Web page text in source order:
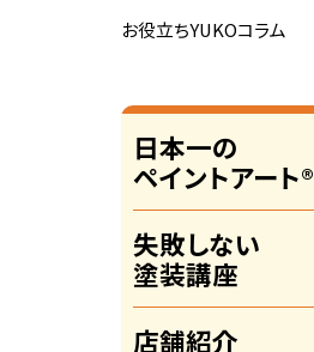
お役立ちYUKOコラム
日本一の
ペイントアート®
失敗しない
塗装講座
店舗紹介